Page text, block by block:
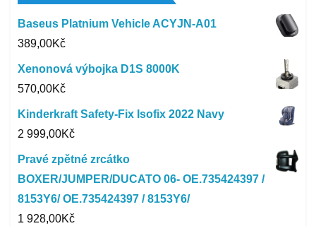
Baseus Platnium Vehicle ACYJN-A01
389,00Kč
Xenonová výbojka D1S 8000K
570,00Kč
Kinderkraft Safety-Fix Isofix 2022 Navy
2 999,00Kč
Pravé zpětné zrcátko
BOXER/JUMPER/DUCATO 06- OE.735424397 /
8153Y6/ OE.735424397 / 8153Y6/
1 928,00Kč